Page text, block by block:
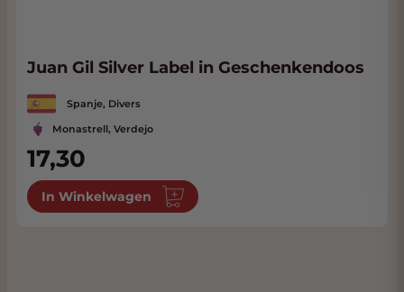
Juan Gil Silver Label in Geschenkendoos
Spanje, Divers
Monastrell, Verdejo
17,30
In Winkelwagen